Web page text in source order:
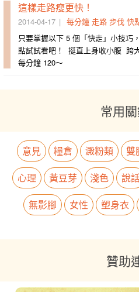
這樣走路瘦更快！
2014-04-17 每分鐘 走路 步伐 快
只要掌握以下 5 個「快走」小技巧
點試試看吧！ 挺直上身收小腹 跨
每分鐘 120～
常用
意見 糧倉 澱粉類 雙
心理
黃豆芽 淺色 說
無影腳
女性 塑身衣
贊助